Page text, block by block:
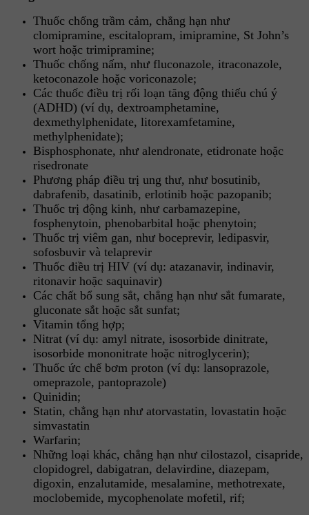
Thuốc chống trầm cảm, chẳng hạn như
clomipramine, escitalopram, imipramine, St John’s
wort hoặc trimipramine;
Thuốc chống nấm, như fluconazole, itraconazole,
ketoconazole hoặc voriconazole;
Các thuốc điều trị rối loạn tăng động thiếu chú ý
(ADHD) (ví dụ, dextroamphetamine,
dexmethylphenidate, litorexamfetamine,
methylphenidate);
Bisphosphonate, như alendronate, etidronate hoặc
risedronate
Phương pháp điều trị ung thư, như bosutinib,
dabrafenib, dasatinib, erlotinib hoặc pazopanib;
Thuốc trị động kinh, như carbamazepine,
fosphenytoin, phenobarbital hoặc phenytoin;
Thuốc trị viêm gan, như boceprevir, ledipasvir,
sofosbuvir và telaprevir
Thuốc điều trị HIV (ví dụ: atazanavir, indinavir,
ritonavir hoặc saquinavir)
Các chất bổ sung sắt, chẳng hạn như sắt fumarate,
gluconate sắt hoặc sắt sunfat;
Vitamin tổng hợp;
Nitrat (ví dụ: amyl nitrate, isosorbide dinitrate,
isosorbide mononitrate hoặc nitroglycerin);
Thuốc ức chế bơm proton (ví dụ: lansoprazole,
omeprazole, pantoprazole)
Quinidin;
Statin, chẳng hạn như atorvastatin, lovastatin hoặc
simvastatin
Warfarin;
Những loại khác, chẳng hạn như cilostazol, cisapride,
clopidogrel, dabigatran, delavirdine, diazepam,
digoxin, enzalutamide, mesalamine, methotrexate,
moclobemide, mycophenolate mofetil, rif;